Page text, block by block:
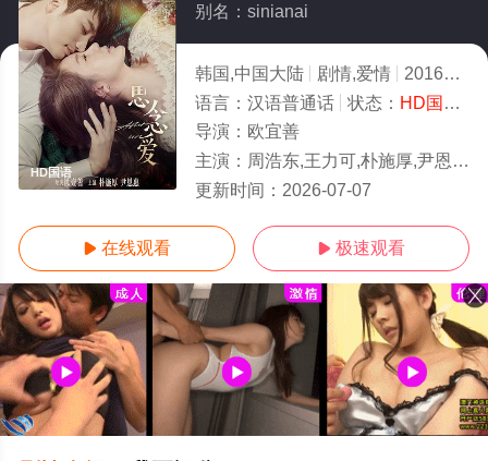
HD国语
别名：sinianai
韩国,中国大陆 剧情,爱情 2016
5.0
语言： 汉语普通话 状态： HD国语/高清
导演： 欧宜善
主演： 周浩东,王力可,朴施厚,尹恩惠,曹炳琨,金志珉,柳俊
更新时间： 2026-07-07
 在线观看  极速观看